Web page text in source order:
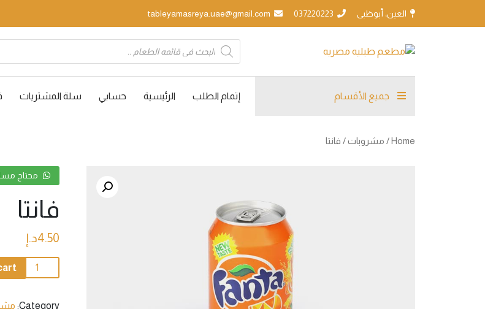
العين، أبوظبى
Products
search
جميع الأقسام إتمام الطلب الرئيسية حسابي سلة المشتريات
Home
/ مشروبات/ فانتا
محتاج
فانتا
4.50د.إ
quantity
Category: